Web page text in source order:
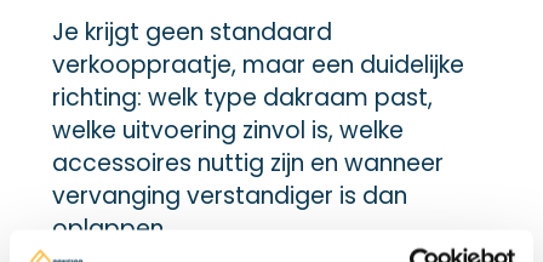
Je krijgt geen standaard
verkooppraatje, maar een duidelijke
richting: welk type dakraam past,
welke uitvoering zinvol is, welke
accessoires nuttig zijn en wanneer
vervanging verstandiger is dan
oplappen.